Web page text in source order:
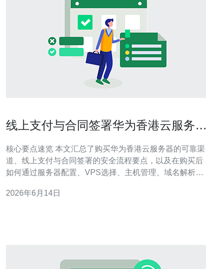
线上支付与合同签署华为香港云服务器
核心要点速览 本文汇总了购买华为香港云服务器的可靠渠
道、线上支付与合同签署的安全流程要点，以及在购买后
如何通过服务器配置、VPS选择、主机管理、域名解析、
用性。购买渠道建议优先选择授权与口碑良好的服务商，
2026年6月14日